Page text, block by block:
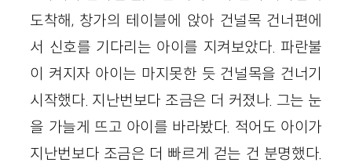
도착해, 창가의 테이블에 앉아 건널목 건너편에
서 신호를 기다리는 아이를 지켜보았다. 파란불
이 켜지자 아이는 마지못한 듯 건널목을 건너기
시작했다. 지난번보다 조금은 더 커졌나. 그는 눈
을 가늘게 뜨고 아이를 바라봤다. 적어도 아이가
지난번보다 조금은 더 빠르게 걷는 건 분명했다.